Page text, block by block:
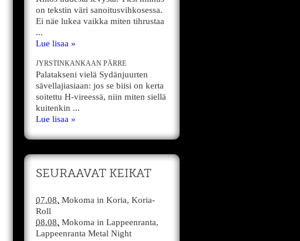
on tekstin väri sanoitusvihkosessa.
Ei näe lukea vaikka miten tihrustaa
...
Lue lisaa »
JYRSTINKANKAAN PÄRRE
Palatakseni vielä Sydänjuurten
sävellajiasiaan: jos se biisi on kerta
soitettu H-vireessä, niin miten siellä
kuitenkin ...
Lue lisaa »
SEURAAVAT KEIKAT
07.08. Mokoma in Koria, Koria-
Roll
08.08. Mokoma in Lappeenranta,
Lappeenranta Metal Night